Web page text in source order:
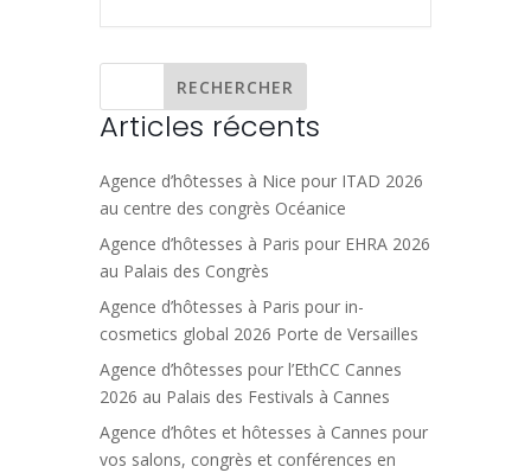
Articles récents
Agence d’hôtesses à Nice pour ITAD 2026
au centre des congrès Océanice
Agence d’hôtesses à Paris pour EHRA 2026
au Palais des Congrès
Agence d’hôtesses à Paris pour in-
cosmetics global 2026 Porte de Versailles
Agence d’hôtesses pour l’EthCC Cannes
2026 au Palais des Festivals à Cannes
Agence d’hôtes et hôtesses à Cannes pour
vos salons, congrès et conférences en